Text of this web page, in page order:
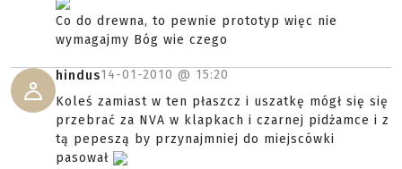
Co do drewna, to pewnie prototyp więc nie
wymagajmy Bóg wie czego
hindus14-01-2010 @ 15:20
Koleś zamiast w ten płaszcz i uszatkę mógł się się
przebrać za NVA w klapkach i czarnej pidżamce i z
tą pepeszą by przynajmniej do miejscówki
pasował